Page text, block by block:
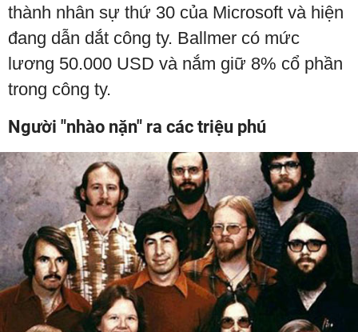
thành nhân sự thứ 30 của Microsoft và hiện
đang dẫn dắt công ty. Ballmer có mức
lương 50.000 USD và nắm giữ 8% cổ phần
trong công ty.
Người "nhào nặn" ra các triệu phú